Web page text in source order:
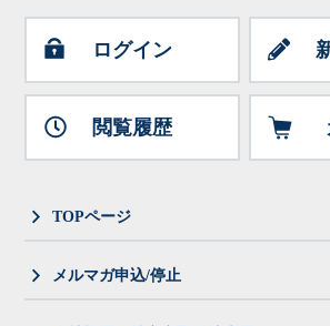
ログイン
閲覧履歴
TOPページ
メルマガ申込/停止